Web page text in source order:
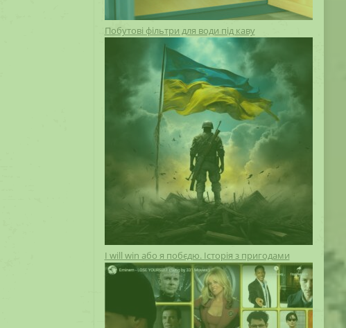
Побутові фільтри для води під каву
I will win або я побєдю. Історія з пригодами